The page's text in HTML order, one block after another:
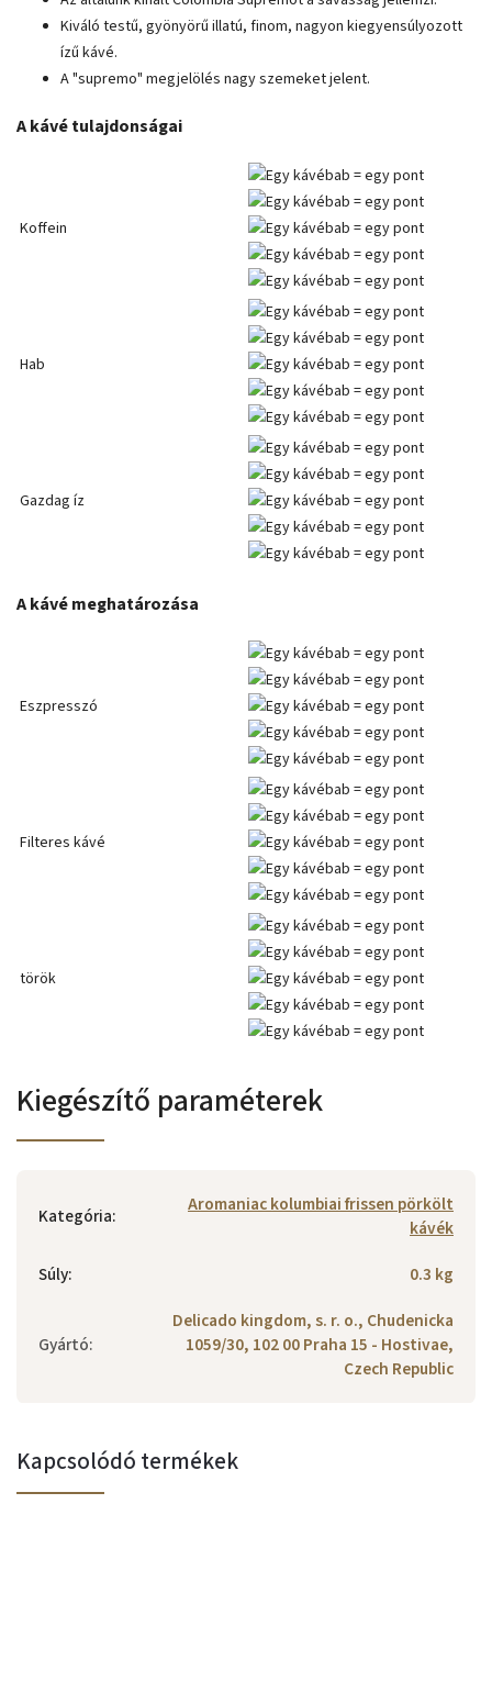
Kiváló testű, gyönyörű illatú, finom, nagyon kiegyensúlyozott
ízű kávé.
A "supremo" megjelölés nagy szemeket jelent.
A kávé tulajdonságai
Koffein
Hab
Gazdag íz
A kávé meghatározása
Eszpresszó
Filteres kávé
török
Kiegészítő paraméterek
Kategória:
Aromaniac kolumbiai frissen pörkölt
kávék
Súly: 0.3 kg
Gyártó:
Delicado kingdom, s. r. o., Chudenicka
1059/30, 102 00 Praha 15 - Hostivae,
Czech Republic
Kapcsolódó termékek